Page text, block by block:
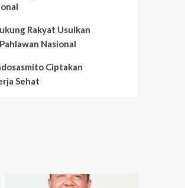
Rakyat Usulkan
Nasional
Ciptakan
Sehat